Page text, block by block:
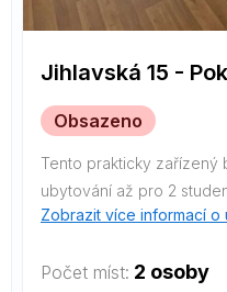
Jihlavská 15 -
Obsazeno
Tento prakticky zařízený
ubytování až pro 2
Zobrazit více informací o
Počet míst: 2 osoby